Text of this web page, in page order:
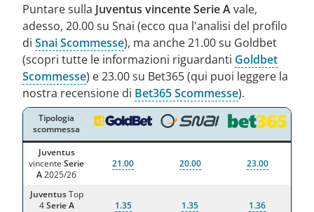
Puntare sulla Juventus vincenteSerie Avale,
adesso, 20.00 su Snai (ecco qua l'analisi del profilo
di Snai Scommesse), ma anche 21.00 su Goldbet
(scopri tutte le informazioni riguardanti Goldbet
Scommesse) e 23.00 su Bet365 (qui puoi leggere la
nostra recensione di Bet365 Scommesse).
Tipologia
scommessa
Juventus
vincente Serie
A2025/26
21.00 20.00 23.00
JuventusTop
4Serie A
1.35 1.35 1.36